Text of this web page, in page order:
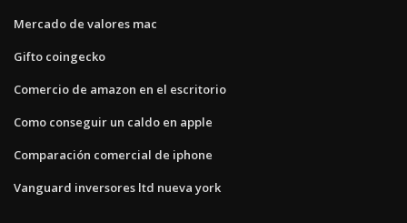
Mercado de valores mac
Gifto coingecko
Comercio de amazon en el escritorio
Como conseguir un caldo en apple
Comparación comercial de iphone
Vanguard inversores ltd nueva york